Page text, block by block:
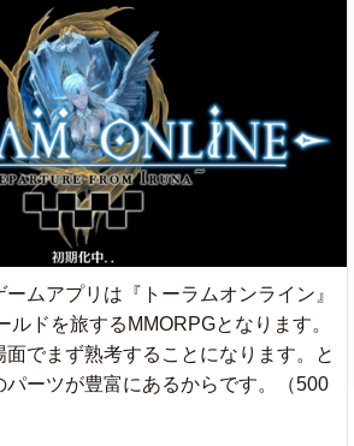
ムアプリは『トーラムオンライン』
ルドを旅するMMORPGとなります。
でまず熟考することになります。と
パーツが豊富にあるからです。（500